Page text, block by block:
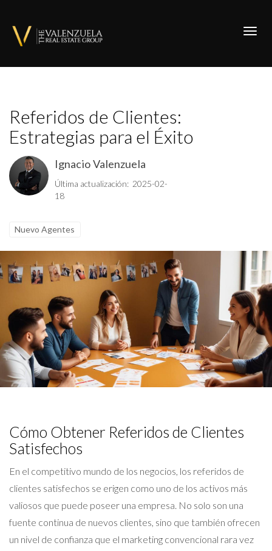
Referidos de Clientes:
Estrategias para el Éxito
Ignacio Valenzuela
Última actualización: 2025-02-
18
Nuevo Agentes
Cómo Obtener Referidos de Clientes
Satisfechos
En el competitivo mundo de los negocios, los referidos de
clientes satisfechos se erigen como uno de los activos más
valiosos que puede poseer una empresa. No solo son una
fuente continua de nuevos clientes, sino que también ofrecen
un nivel de confianza que el marketing convencional rara vez